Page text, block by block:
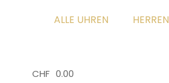
ALLE UHREN HERREN
CHF 0.00